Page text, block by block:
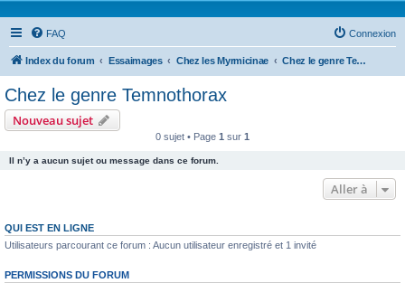
FAQ Connexion
Index du forum Essaimages Chez les Myrmicinae Chez le genre Temnothorax
Chez le genre Temnothorax
Nouveau sujet
0 sujet • Page 1 sur 1
Il n’y a aucun sujet ou message dans ce forum.
Aller à
QUI EST EN LIGNE
Utilisateurs parcourant ce forum : Aucun utilisateur enregistré et 1 invité
PERMISSIONS DU FORUM